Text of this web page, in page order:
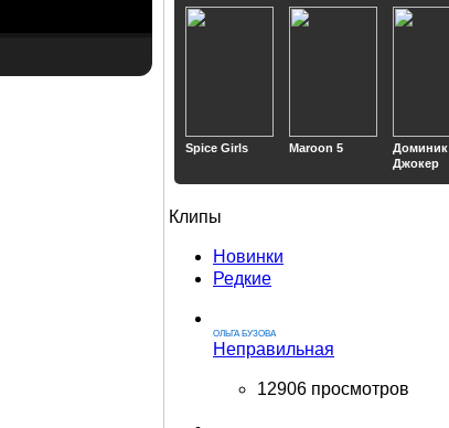
Spice Girls Maroon 5
Доминик
Джокер
Клипы
Новинки
Редкие
ОЛЬГА БУЗОВА
Неправильная
12906 просмотров